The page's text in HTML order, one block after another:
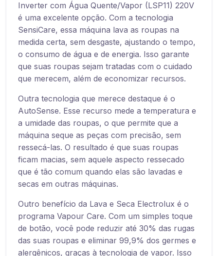
Inverter com Água Quente/Vapor (LSP11) 220V
é uma excelente opção. Com a tecnologia
SensiCare, essa máquina lava as roupas na
medida certa, sem desgaste, ajustando o tempo,
o consumo de água e de energia. Isso garante
que suas roupas sejam tratadas com o cuidado
que merecem, além de economizar recursos.
Outra tecnologia que merece destaque é o
AutoSense. Esse recurso mede a temperatura e
a umidade das roupas, o que permite que a
máquina seque as peças com precisão, sem
ressecá-las. O resultado é que suas roupas
ficam macias, sem aquele aspecto ressecado
que é tão comum quando elas são lavadas e
secas em outras máquinas.
Outro benefício da Lava e Seca Electrolux é o
programa Vapour Care. Com um simples toque
de botão, você pode reduzir até 30% das rugas
das suas roupas e eliminar 99,9% dos germes e
alergênicos, graças à tecnologia de vapor. Isso